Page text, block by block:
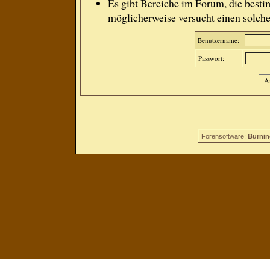
Es gibt Bereiche im Forum, die
möglicherweise versucht einen
Benutzername:
Passwort:
Forensoftware: